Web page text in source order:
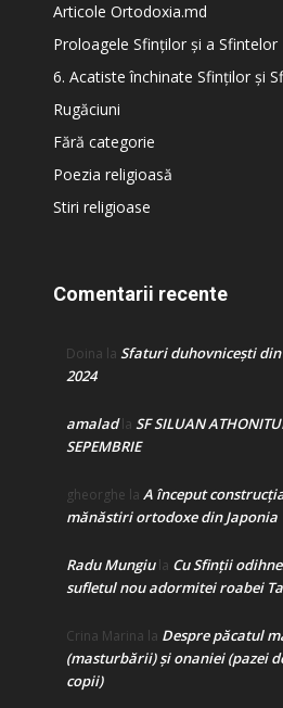
Articole Ortodoxia.md
Proloagele Sfinților și a Sfintelor
6. Acatiste închinate Sfinților și
Rugăciuni
Fără categorie
Poezia religioasă
Stiri religioase
Comentarii recente
Doina la Sfaturi duhovnicești
2024
amaladla SF SILUAN
SEPEMBRIE
gheorghe la A început
mănăstiri ortodoxe din Japonia
Radu Mungiula Cu Sfinții
sufletul nou adormitei roabei
Crina Marina la Despre păcatul
(masturbării) şi onaniei (pazei
copii)